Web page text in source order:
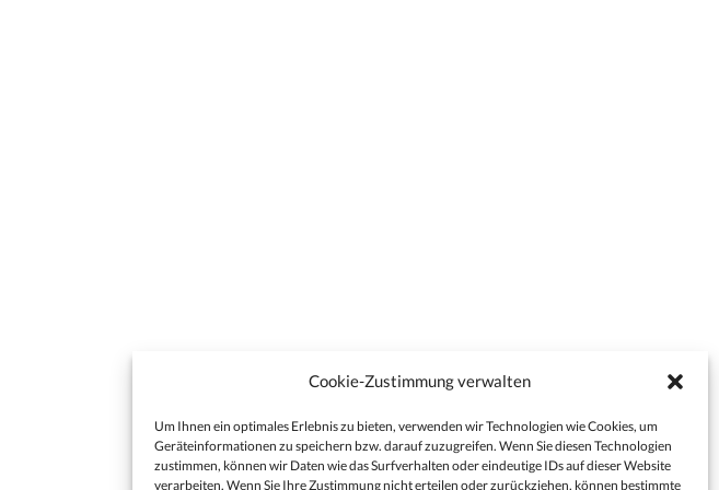
Cookie-Zustimmung verwalten
Um Ihnen ein optimales Erlebnis zu bieten, verwenden wir Technologien wie Cookies, um
Geräteinformationen zu speichern bzw. darauf zuzugreifen. Wenn Sie diesen Technologien
zustimmen, können wir Daten wie das Surfverhalten oder eindeutige IDs auf dieser Website
verarbeiten. Wenn Sie Ihre Zustimmung nicht erteilen oder zurückziehen, können bestimmte